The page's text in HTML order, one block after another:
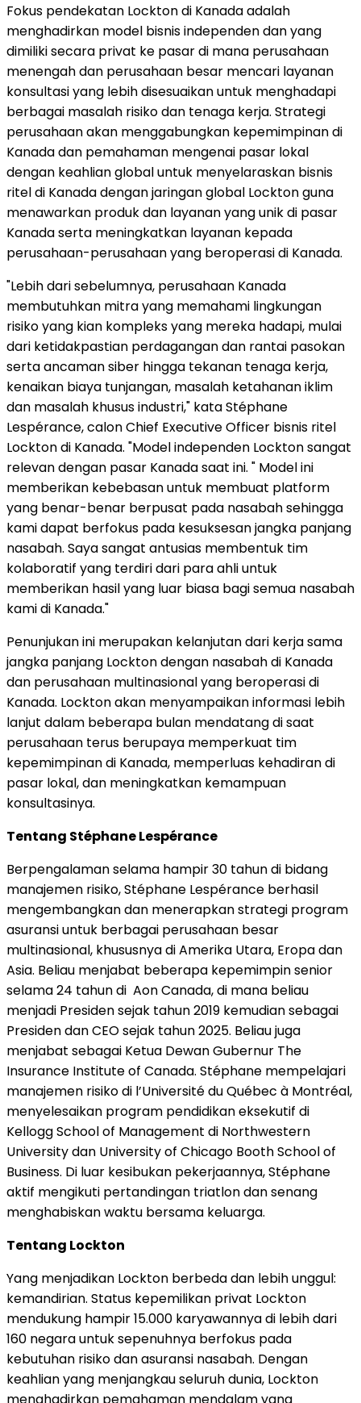
Fokus pendekatan Lockton di Kanada adalah
menghadirkan model bisnis independen dan yang
dimiliki secara privat ke pasar di mana perusahaan
menengah dan perusahaan besar mencari layanan
konsultasi yang lebih disesuaikan untuk menghadapi
berbagai masalah risiko dan tenaga kerja. Strategi
perusahaan akan menggabungkan kepemimpinan di
Kanada dan pemahaman mengenai pasar lokal
dengan keahlian global untuk menyelaraskan bisnis
ritel di Kanada dengan jaringan global Lockton guna
menawarkan produk dan layanan yang unik di pasar
Kanada serta meningkatkan layanan kepada
perusahaan-perusahaan yang beroperasi di Kanada.
"Lebih dari sebelumnya, perusahaan Kanada
membutuhkan mitra yang memahami lingkungan
risiko yang kian kompleks yang mereka hadapi, mulai
dari ketidakpastian perdagangan dan rantai pasokan
serta ancaman siber hingga tekanan tenaga kerja,
kenaikan biaya tunjangan, masalah ketahanan iklim
dan masalah khusus industri," kata Stéphane
Lespérance, calon Chief Executive Officer bisnis ritel
Lockton di Kanada. "Model independen Lockton sangat
relevan dengan pasar Kanada saat ini. " Model ini
memberikan kebebasan untuk membuat platform
yang benar-benar berpusat pada nasabah sehingga
kami dapat berfokus pada kesuksesan jangka panjang
nasabah. Saya sangat antusias membentuk tim
kolaboratif yang terdiri dari para ahli untuk
memberikan hasil yang luar biasa bagi semua nasabah
kami di Kanada."
Penunjukan ini merupakan kelanjutan dari kerja sama
jangka panjang Lockton dengan nasabah di Kanada
dan perusahaan multinasional yang beroperasi di
Kanada. Lockton akan menyampaikan informasi lebih
lanjut dalam beberapa bulan mendatang di saat
perusahaan terus berupaya memperkuat tim
kepemimpinan di Kanada, memperluas kehadiran di
pasar lokal, dan meningkatkan kemampuan
konsultasinya.
Tentang Stéphane Lespérance
Berpengalaman selama hampir 30 tahun di bidang
manajemen risiko, Stéphane Lespérance berhasil
mengembangkan dan menerapkan strategi program
asuransi untuk berbagai perusahaan besar
multinasional, khususnya di Amerika Utara, Eropa dan
Asia. Beliau menjabat beberapa kepemimpin senior
selama 24 tahun di Aon Canada, di mana beliau
menjadi Presiden sejak tahun 2019 kemudian sebagai
Presiden dan CEO sejak tahun 2025. Beliau juga
menjabat sebagai Ketua Dewan Gubernur The
Insurance Institute of Canada. Stéphane mempelajari
manajemen risiko di l’Université du Québec à Montréal,
menyelesaikan program pendidikan eksekutif di
Kellogg School of Management di Northwestern
University dan University of Chicago Booth School of
Business. Di luar kesibukan pekerjaannya, Stéphane
aktif mengikuti pertandingan triatlon dan senang
menghabiskan waktu bersama keluarga.
Tentang Lockton
Yang menjadikan Lockton berbeda dan lebih unggul:
kemandirian. Status kepemilikan privat Lockton
mendukung hampir 15.000 karyawannya di lebih dari
160 negara untuk sepenuhnya berfokus pada
kebutuhan risiko dan asuransi nasabah. Dengan
keahlian yang menjangkau seluruh dunia, Lockton
menghadirkan pemahaman mendalam yang